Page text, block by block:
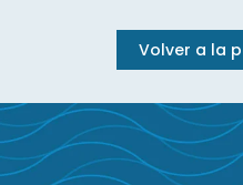
Volver a la